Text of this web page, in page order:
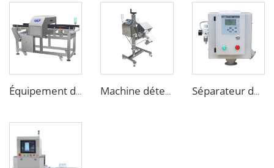
Équipement de détection de détecteur de métaux pour l'industrie de transformation alimentaire Machine détecteur de métaux pour comprimés ou pilules en pharmacie Séparateur de métaux sensible pour aliments en chute libre pour granulés et copeaux plastiques